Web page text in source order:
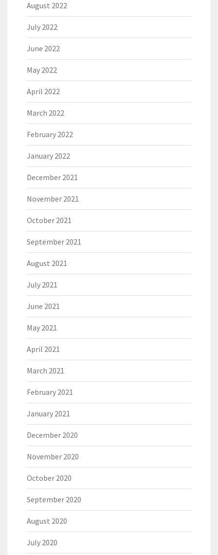
August 2022
July 2022
June 2022
May 2022
April 2022
March 2022
February 2022
January 2022
December 2021
November 2021
October 2021
September 2021
August 2021
July 2021
June 2021
May 2021
April 2021
March 2021
February 2021
January 2021
December 2020
November 2020
October 2020
September 2020
August 2020
July 2020